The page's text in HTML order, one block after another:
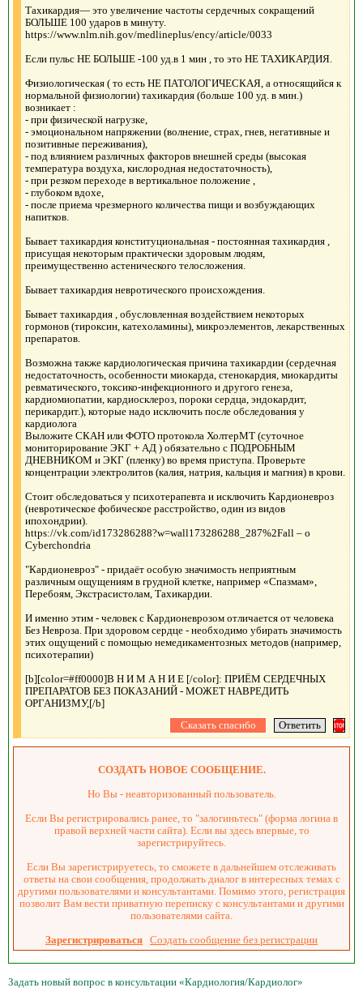
Тахикардия— это увеличение частоты сердечных сокращений
БОЛЬШЕ 100 ударов в минуту.
https://www.nlm.nih.gov/medlineplus/ency/article/0033
Если пульс НЕ БОЛЬШЕ -100 уд.в 1 мин , то это НЕ ТАХИКАРДИЯ.
Физиологическая ( то есть НЕ ПАТОЛОГИЧЕСКАЯ, а относящийся к
нормальной физиологии) тахикардия (больше 100 уд. в мин.)
возникает :
- при физической нагрузке,
- эмоциональном напряжении (волнение, страх, гнев, негативные и
позитивные переживания),
- под влиянием различных факторов внешней среды (высокая
температура воздуха, кислородная недостаточность),
- при резком переходе в вертикальное положение ,
- глубоком вдохе,
- после приема чрезмерного количества пищи и возбуждающих
напитков.
Бывает тахикардия конституциональная - постоянная тахикардия ,
присущая некоторым практически здоровым людям,
преимущественно астенического телосложения.
Бывает тахикардия невротического происхождения.
Бывает тахикардия , обусловленная воздействием некоторых
гормонов (тироксин, катехоламины), микроэлементов, лекарственных
препаратов.
Возможна также кардиологическая причина тахикардии (сердечная
недостаточность, особенности миокарда, стенокардия, миокардиты
ревматического, токсико-инфекционного и другого генеза,
кардиомиопатии, кардиосклероз, пороки сердца, эндокардит,
перикардит.), которые надо исключить после обследования у
кардиолога
Выложите СКАН или ФОТО протокола ХолтерМТ (суточное
мониторирование ЭКГ + АД ) обязательно с ПОДРОБНЫМ
ДНЕВНИКОМ и ЭКГ (пленку) во время приступа. Проверьте
концентрации электролитов (калия, натрия, кальция и магния) в крови.
Стоит обследоваться у психотерапевта и исключить Кардионевроз
(невротическое фобическое расстройство, один из видов
ипохондрии).
https://vk.com/id173286288?w=wall173286288_287%2Fall – о
Сyberchondria
"Кардионевроз" - придаёт особую значимость неприятным
различным ощущениям в грудной клетке, например «Спазмам»,
Перебоям, Экстрасистолам, Тахикардии.
И именно этим - человек с Кардионеврозом отличается от человека
Без Невроза. При здоровом сердце - необходимо убирать значимость
этих ощущений с помощью немедикаментозных методов (например,
психотерапии)
[b][color=#ff0000]В Н И М А Н И Е [/color]: ПРИЁМ СЕРДЕЧНЫХ
ПРЕПАРАТОВ БЕЗ ПОКАЗАНИЙ - МОЖЕТ НАВРЕДИТЬ
ОРГАНИЗМУ,[/b]
СОЗДАТЬ НОВОЕ СООБЩЕНИЕ.
Но Вы - неавторизованный пользователь.
Если Вы регистрировались ранее, то "залогиньтесь" (форма логина в
правой верхней части сайта). Если вы здесь впервые, то
зарегистрируйтесь.
Если Вы зарегистрируетесь, то сможете в дальнейшем отслеживать
ответы на свои сообщения, продолжать диалог в интересных темах с
другими пользователями и консультантами. Помимо этого, регистрация
позволит Вам вести приватную переписку с консультантами и другими
пользователями сайта.
Зарегистрироваться Создать сообщение без регистрации
Задать новый вопрос в консультации «Кардиология/Кардиолог»